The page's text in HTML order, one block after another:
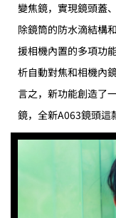
變焦鏡，實現鏡頭蓋
除鏡筒的防水滴結構
援相機內置的多項功
析自動對焦和相機內
言之，新功能創造了
鏡，全新A063鏡頭這